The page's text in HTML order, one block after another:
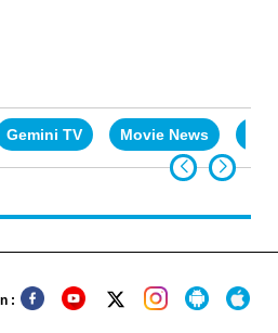
Gemini TV Movie News
: